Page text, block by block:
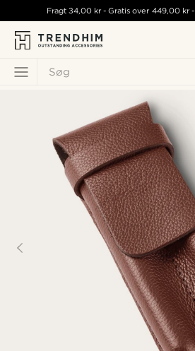
Søg
Fragt34,00 kr - Gratis over 449,00 kr-